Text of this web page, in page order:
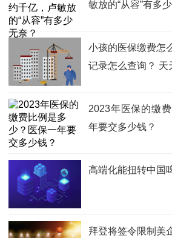
敏放的“从容”有多
小孩的医保缴费怎
记录怎么查询？ 天
2023年医保的缴
年要交多少钱？
高端化能扭转中国
拜登将签令限制美